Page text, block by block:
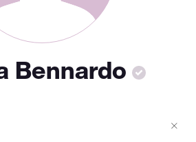
Bennardo
×